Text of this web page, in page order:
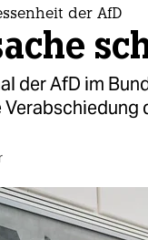
der AfD
der AfD im